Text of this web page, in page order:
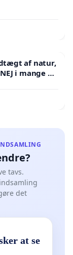
natur,
i mange år.
tavs.
det
at se